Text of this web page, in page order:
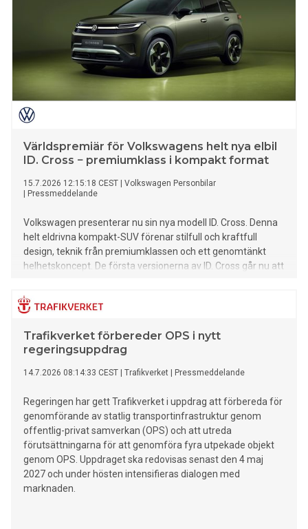
Världspremiär för Volkswagens helt nya elbil
ID. Cross − premiumklass i kompakt format
15.7.2026 12:15:18 CEST
Volkswagen Personbilar
Pressmeddelande
Volkswagen presenterar nu sin nya modell ID. Cross. Denna
helt eldrivna kompakt-SUV förenar stilfull och kraftfull
design, teknik från premiumklassen och ett genomtänkt
helhetskoncept. De första versionerna av ID. Cross går nu att
Trafikverket förbereder OPS i nytt
regeringsuppdrag
14.7.2026 08:14:33 CEST Trafikverket Pressmeddelande
Regeringen har gett Trafikverket i uppdrag att förbereda för
genomförande av statlig transportinfrastruktur genom
offentlig-privat samverkan (OPS) och att utreda
förutsättningarna för att genomföra fyra utpekade objekt
genom OPS. Uppdraget ska redovisas senast den 4 maj
2027 och under hösten intensifieras dialogen med
marknaden.